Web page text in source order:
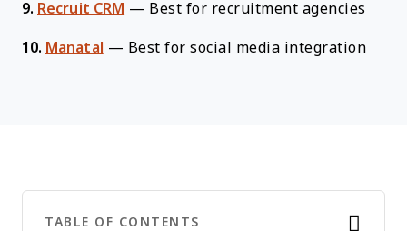
9. Recruit CRM — Best for recruitment agencies
10. Manatal — Best for social media integration
TABLE OF CONTENTS